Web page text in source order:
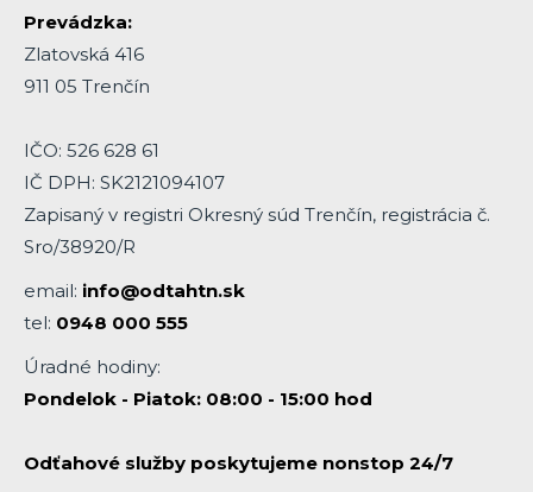
Prevádzka:
Zlatovská 416
911 05 Trenčín
IČO: 526 628 61
IČ DPH: SK2121094107
Zapisaný v registri Okresný súd Trenčín, registrácia č.
Sro/38920/R
email: info@odtahtn.sk
tel: 0948 000 555
Úradné hodiny:
Pondelok - Piatok: 08:00 - 15:00 hod
Odťahové služby poskytujeme nonstop 24/7